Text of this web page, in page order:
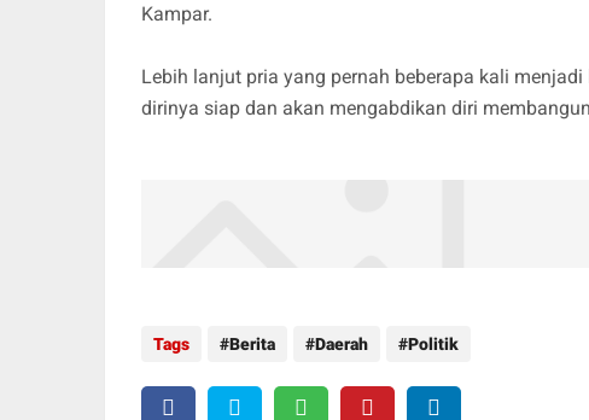
Kampar.
Lebih lanjut pria yang pernah beberapa kali
dirinya siap dan akan mengabdikan diri
Tags Berita Daerah Politik